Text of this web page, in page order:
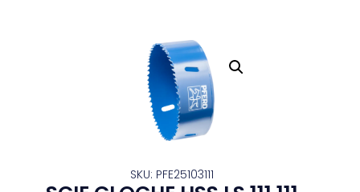
SKU: PFE25103111